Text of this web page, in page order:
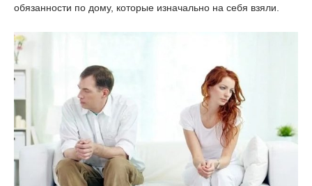
обязанности по дому, которые изначально на себя взяли.